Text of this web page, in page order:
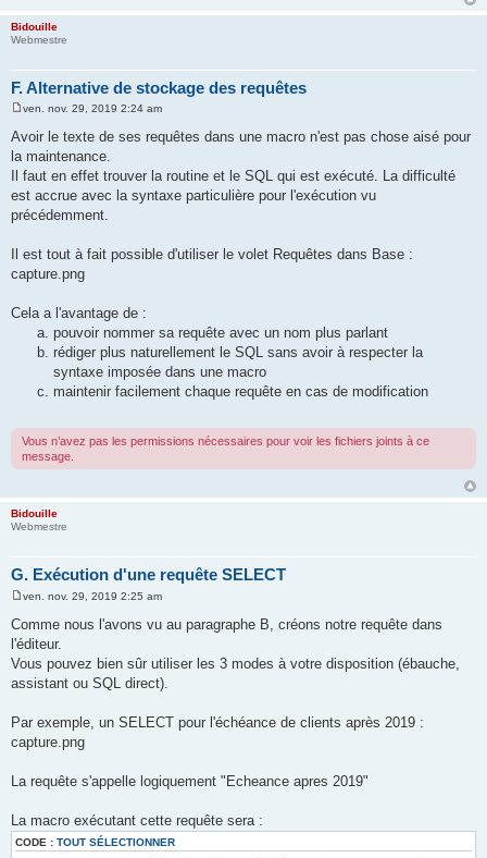
Bidouille
Webmestre
F. Alternative de stockage des requêtes
s
s
a
g
e
ven. nov. 29, 2019 2:24 am
Avoir le texte de ses requêtes dans une macro n'est pas chose aisé pour
la maintenance.
Il faut en effet trouver la routine et le SQL qui est exécuté. La difficulté
est accrue avec la syntaxe particulière pour l'exécution vu
précédemment.
Il est tout à fait possible d'utiliser le volet Requêtes dans Base :
capture.png
Cela a l'avantage de :
pouvoir nommer sa requête avec un nom plus parlant
rédiger plus naturellement le SQL sans avoir à respecter la
syntaxe imposée dans une macro
maintenir facilement chaque requête en cas de modification
Vous n’avez pas les permissions nécessaires pour voir les fichiers joints à ce
message.
Bidouille
Webmestre
G. Exécution d'une requête SELECT
s
s
g
e
ven. nov. 29, 2019 2:25 am
Comme nous l'avons vu au paragraphe B, créons notre requête dans
l'éditeur.
Vous pouvez bien sûr utiliser les 3 modes à votre disposition (ébauche,
assistant ou SQL direct).
Par exemple, un SELECT pour l'échéance de clients après 2019 :
capture.png
La requête s'appelle logiquement "Echeance apres 2019"
La macro exécutant cette requête sera :
CODE : TOUT SÉLECTIONNER